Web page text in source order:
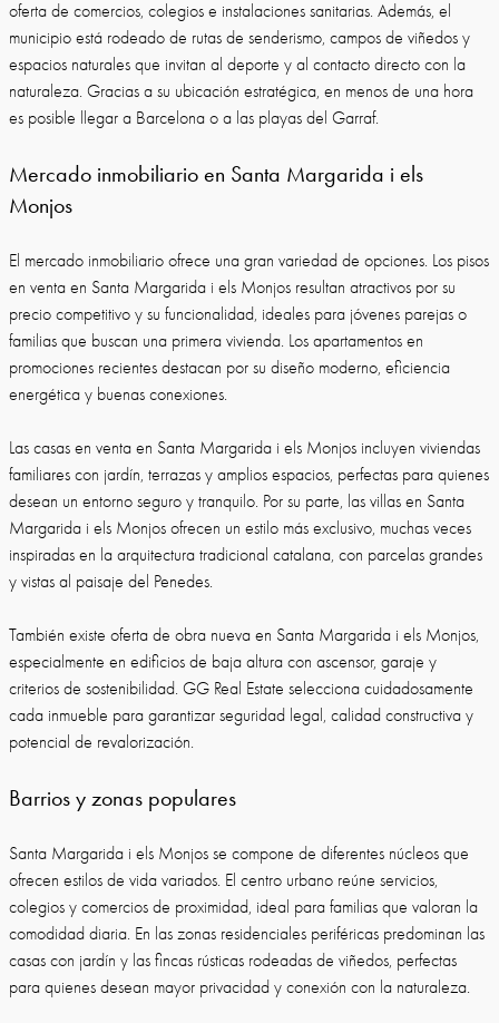
oferta de comercios, colegios e instalaciones sanitarias. Además, el
municipio está rodeado de rutas de senderismo, campos de viñedos y
espacios naturales que invitan al deporte y al contacto directo con la
naturaleza. Gracias a su ubicación estratégica, en menos de una hora
es posible llegar a Barcelona o a las playas del Garraf.
Mercado inmobiliario en Santa Margarida i els
Monjos
El mercado inmobiliario ofrece una gran variedad de opciones. Los pisos
en venta en Santa Margarida i els Monjos resultan atractivos por su
precio competitivo y su funcionalidad, ideales para jóvenes parejas o
familias que buscan una primera vivienda. Los apartamentos en
promociones recientes destacan por su diseño moderno, eficiencia
energética y buenas conexiones.
Las casas en venta en Santa Margarida i els Monjos incluyen viviendas
familiares con jardín, terrazas y amplios espacios, perfectas para quienes
desean un entorno seguro y tranquilo. Por su parte, las villas en Santa
Margarida i els Monjos ofrecen un estilo más exclusivo, muchas veces
inspiradas en la arquitectura tradicional catalana, con parcelas grandes
y vistas al paisaje del Penedes.
También existe oferta de obra nueva en Santa Margarida i els Monjos,
especialmente en edificios de baja altura con ascensor, garaje y
criterios de sostenibilidad. GG Real Estate selecciona cuidadosamente
cada inmueble para garantizar seguridad legal, calidad constructiva y
potencial de revalorización.
Barrios y zonas populares
Santa Margarida i els Monjos se compone de diferentes núcleos que
ofrecen estilos de vida variados. El centro urbano reúne servicios,
colegios y comercios de proximidad, ideal para familias que valoran la
comodidad diaria. En las zonas residenciales periféricas predominan las
casas con jardín y las fincas rústicas rodeadas de viñedos, perfectas
para quienes desean mayor privacidad y conexión con la naturaleza.